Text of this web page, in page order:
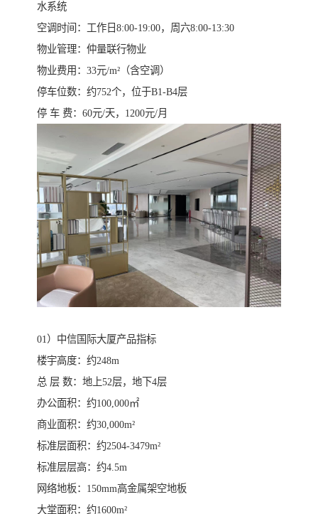
水系统
空调时间：工作日8:00-19:00，周六8:00-13:30
物业管理：仲量联行物业
物业费用：33元/m²（含空调）
停车位数：约752个，位于B1-B4层
停 车 费：60元/天，1200元/月
01）中信国际大厦产品指标
楼宇高度：约248m
总 层 数：地上52层，地下4层
办公面积：约100,000㎡
商业面积：约30,000m²
标准层面积：约2504-3479m²
标准层层高：约4.5m
网络地板：150mm高金属架空地板
大堂面积：约1600m²